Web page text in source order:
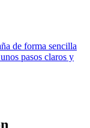
de forma sencilla
pasos claros y